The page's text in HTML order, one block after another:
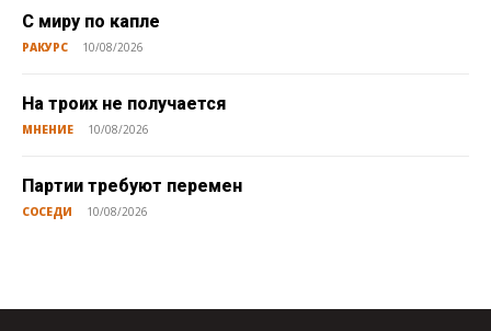
С миру по капле
РАКУРС 10/08/2026
На троих не получается
МНЕНИЕ 10/08/2026
Партии требуют перемен
СОСЕДИ 10/08/2026